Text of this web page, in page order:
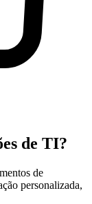
de TI?
de
personalizada,